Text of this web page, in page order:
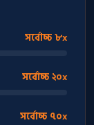
সর্বোচ্চ ৮x
সর্বোচ্চ ২০x
সর্বোচ্চ ৭০x